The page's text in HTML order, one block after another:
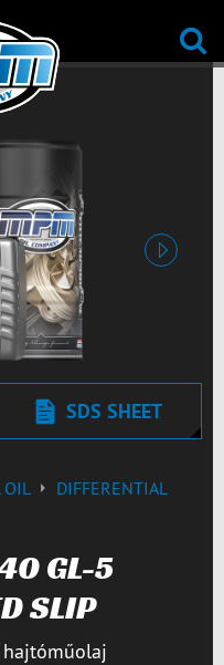
Tovább
SDS SHEET
OIL
DIFFERENTIAL
GL-5
SLIP
hajtóműolaj